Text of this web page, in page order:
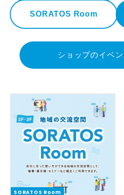
SORATOS Room
ショップのイベ
SORATOS Room